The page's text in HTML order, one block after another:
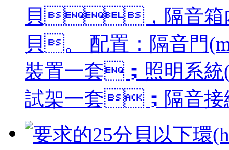
貝，隔音箱內
貝。 配置：隔音
裝置一套；照明系
試架一套；隔音